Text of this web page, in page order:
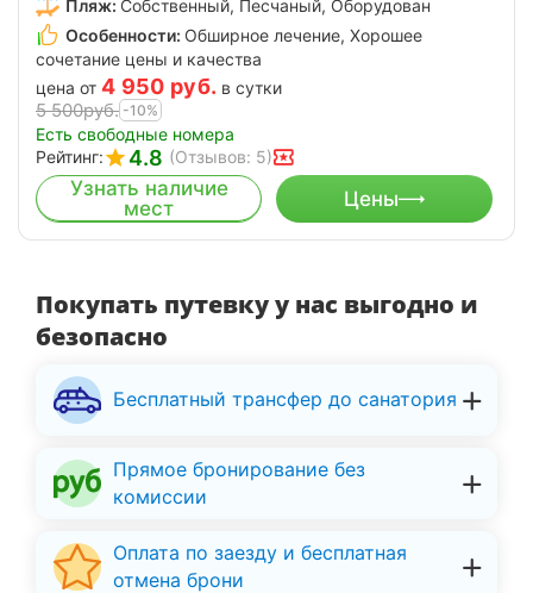
Пляж: Собственный, Песчаный, Оборудован
Особенности: Обширное лечение, Хорошее
сочетание цены и качества
цена от 4 950 руб. в сутки
5 500руб. -10%
Есть свободные номера
Рейтинг:
4.8 (Отзывов: 5)
Узнать наличие
мест
Цены
Покупать путевку у нас выгодно и
безопасно
Бесплатный трансфер до санатория
Прямое бронирование без
комиссии
Оплата по заезду и бесплатная
отмена брони